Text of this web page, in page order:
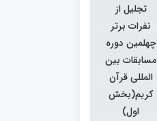
تجلیل از
نفرات برتر
چهلمین دوره
مسابقات بین
المللی قرآن
کریم(بخش
اول)